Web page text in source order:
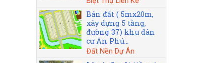
Bán đất ( 5mx20m,
xây dựng 5 tầng,
đường 37) khu dân
cư An Phú...
Đất Nền Dự Án